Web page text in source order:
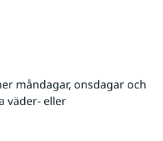
måndagar, onsdagar och
väder- eller